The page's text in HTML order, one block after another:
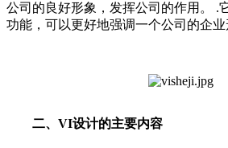
公司的良好形象，发挥公司的作用。 .
功能，可以更好地强调一个公司的企业
二、VI设计的主要内容